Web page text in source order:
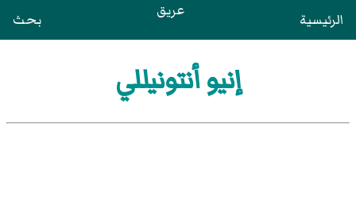
الرئيسية عريق بحث
إنيو أنتونيللي